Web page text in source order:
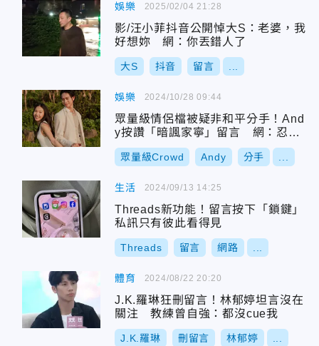
娛樂
影/汪小菲抖音公開悼大S：老婆，我
好想妳 網：你丟錯人了
大S 抖音 留言
2025/02/04 21:28
娛樂
眾量級情侶檔被疑非和平分手！And
y按讚「暗諷家寧」留言 網：忍很
久了？
眾量級Crowd Andy 分手
2024/10/28 09:44
生活
Threads新功能！留言按下「鎖鍵」
私訊只有彼此看得見
Threads 留言 網路
2024/09/13 14:25
體育
J.K.羅琳狂刪留言！林郁婷坦言沒在
關注 教練曾自強：都沒cue我
J.K.羅琳 刪留言 林郁婷
2024/08/22 20:20